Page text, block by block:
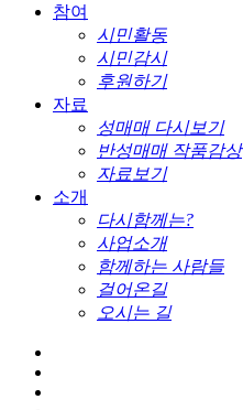
참여
시민활동
시민감시
후원하기
자료
성매매 다시보기
반성매매 작품감상
자료보기
소개
다시함께는?
사업소개
함께하는 사람들
걸어온길
오시는 길